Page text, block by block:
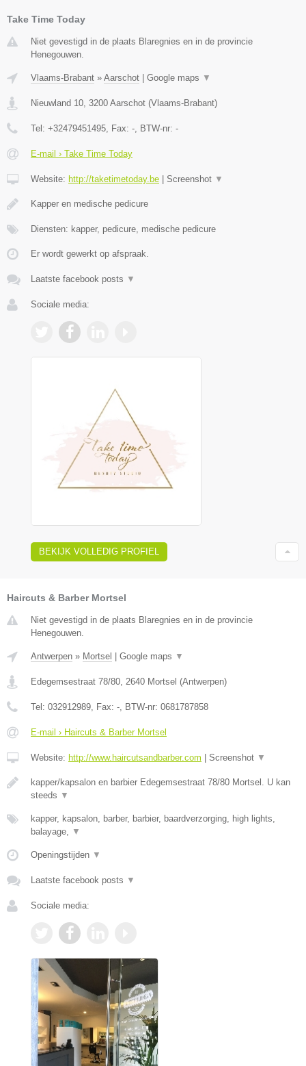
Take Time Today
Niet gevestigd in de plaats Blaregnies en in de provincie
Henegouwen.
Vlaams-Brabant » Aarschot Google maps ▼
Nieuwland 10, 3200 Aarschot (Vlaams-Brabant)
Tel: +32479451495, Fax: -, BTW-nr: -
E-mail › Take Time Today
Website: http://taketimetoday.be Screenshot ▼
Kapper en medische pedicure
Diensten: kapper, pedicure, medische pedicure
Er wordt gewerkt op afspraak.
Laatste facebook posts ▼
Sociale media:
BEKIJK VOLLEDIG PROFIEL
Haircuts & Barber Mortsel
Niet gevestigd in de plaats Blaregnies en in de provincie
Henegouwen.
Antwerpen » Mortsel Google maps ▼
Edegemsestraat 78/80, 2640 Mortsel (Antwerpen)
Tel: 032912989, Fax: -, BTW-nr: 0681787858
E-mail › Haircuts & Barber Mortsel
Website: http://www.haircutsandbarber.com Screenshot ▼
kapper/kapsalon en barbier Edegemsestraat 78/80 Mortsel. U kan
steeds ▼
kapper, kapsalon, barber, barbier, baardverzorging, high lights,
balayage, ▼
Openingstijden ▼
Laatste facebook posts ▼
Sociale media: